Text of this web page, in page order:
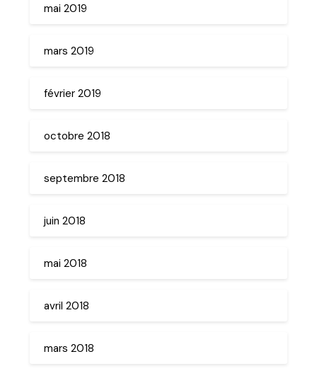
mai 2019
mars 2019
février 2019
octobre 2018
septembre 2018
juin 2018
mai 2018
avril 2018
mars 2018